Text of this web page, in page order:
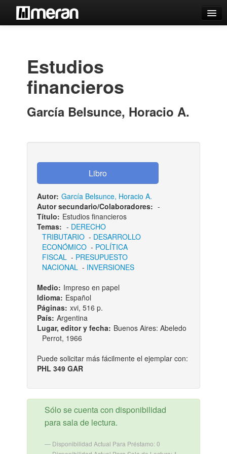
Estantes Virtuales
Iniciar sesión
Estudios
financieros
García Belsunce, Horacio A.
Autor: García Belsunce, Horacio A.
Autor secundario/Colaboradores: -
Título: Estudios financieros
Temas: - DERECHO
TRIBUTARIO- DESARROLLO
ECONÓMICO- POLÍTICA
FISCAL- PRESUPUESTO
NACIONAL- INVERSIONES
Medio: Impreso en papel
Idioma: Español
Páginas: xvi, 516 p.
País: Argentina
Lugar, editor y fecha: Buenos Aires: Abeledo
Perrot, 1966
Puede solicitar más fácilmente el ejemplar con:
PHL 349 GAR
Sólo se cuenta con disponibilidad
para sala de lectura.
Disponibilidad Actual Para Préstamo: 0